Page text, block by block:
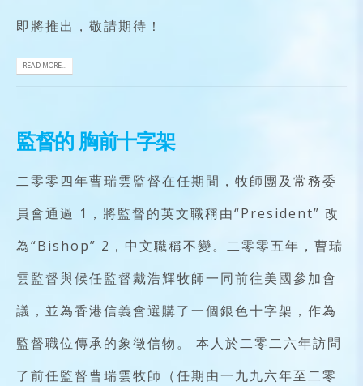
即將推出，敬請期待！
READ MORE...
監督的 胸前十字架
二零零四年曹瑞雲監督在任期間，牧師團及常務委
員會通過 1，將監督的英文職稱由“President” 改
為“Bishop” 2，中文職稱不變。二零零五年，曹瑞
雲監督與候任監督戴浩輝牧師一同前往美國參加會
議，並為香港信義會選購了一個銀色十字架，作為
監督職位傳承的象徵信物。 本人於二零二六年訪問
了前任監督曹瑞雲牧師（任期由一九九六年至二零